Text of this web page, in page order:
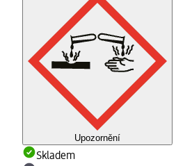
Upozornění
Skladem